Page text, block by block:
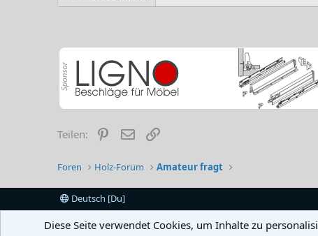
Teilen: Pinterest
E-Mail
Foren Holz-Forum Amateur fragt
Deutsch [Du]
Diese Seite verwendet Cookies, um Inhalte zu